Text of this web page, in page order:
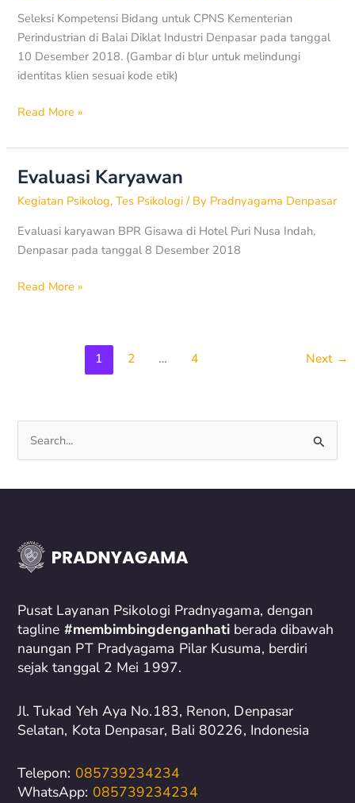
Seleksi Kompetensi Bidang untuk CPNS Kementerian
Perindustrian di Balai Diklat Industri Denpasar pada tanggal
10 Desember 2018. (Gambar di blur untuk melindungi
identitas klien sesuai kode etik)
Read More »
Evaluasi Karyawan
Kegiatan Psikolog,Tes Psikologi/ By Pradnyagama Denpasar
Evaluasi karyawan BPR Gisawa di Hotel Puri Nusa Indah,
Denpasar pada tanggal 8 Desember 2018
Evaluasi
Karyawan
Read More »
1 2 … 4 Next →
e
a
h
o
r
:
Pusat Layanan Psikologi Pradnyagama, dengan
tagline #membimbingdenganhati berada dibawah
naungan PT Pradyagama Pilar Kusuma, berdiri
sejak tanggal 2 Mei 1997.
Jl. Tukad Yeh Aya No.183, Renon, Denpasar
Selatan, Kota Denpasar, Bali 80226, Indonesia
Telepon: 085739234234
WhatsApp: 085739234234